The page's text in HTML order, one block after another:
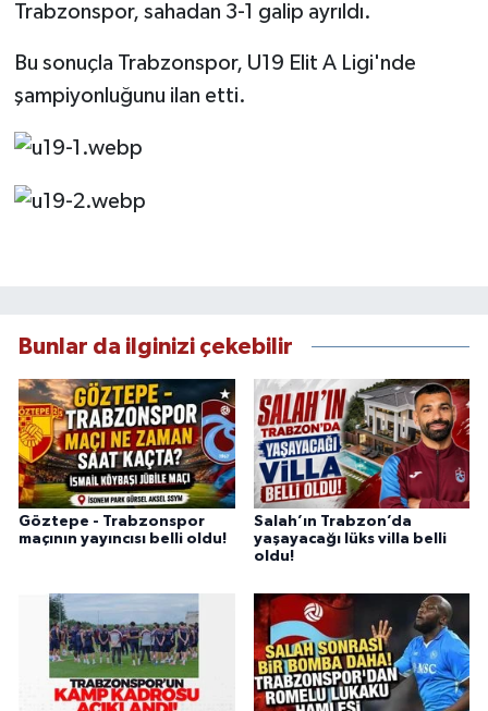
Trabzonspor, sahadan 3-1 galip ayrıldı.
Bu sonuçla Trabzonspor, U19 Elit A Ligi'nde
şampiyonluğunu ilan etti.
Bunlar da ilginizi çekebilir
Göztepe - Trabzonspor
maçının yayıncısı belli oldu!
Salah’ın Trabzon’da
yaşayacağı lüks villa belli
oldu!